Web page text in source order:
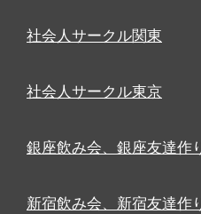
社会人サークル関東
社会人サークル東京
銀座飲み会、銀座友達作
新宿飲み会、新宿友達作